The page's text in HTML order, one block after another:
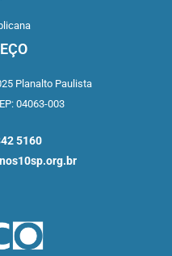
Planalto Paulista
04063-003
5160